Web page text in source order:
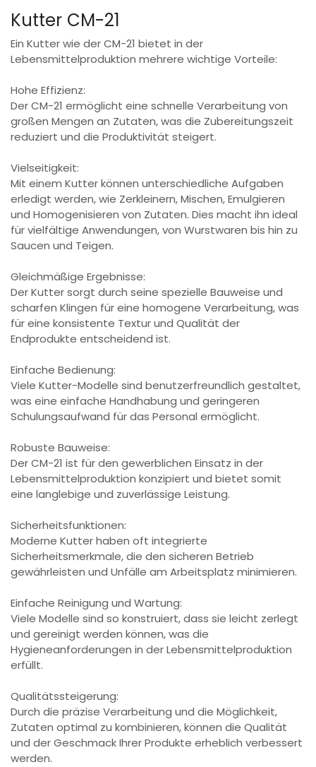
Kutter CM-21
Ein Kutter wie der CM-21 bietet in der
Lebensmittelproduktion mehrere wichtige Vorteile:
Hohe Effizienz:
Der CM-21 ermöglicht eine schnelle Verarbeitung von
großen Mengen an Zutaten, was die Zubereitungszeit
reduziert und die Produktivität steigert.
Vielseitigkeit:
Mit einem Kutter können unterschiedliche Aufgaben
erledigt werden, wie Zerkleinern, Mischen, Emulgieren
und Homogenisieren von Zutaten. Dies macht ihn ideal
für vielfältige Anwendungen, von Wurstwaren bis hin zu
Saucen und Teigen.
Gleichmäßige Ergebnisse:
Der Kutter sorgt durch seine spezielle Bauweise und
scharfen Klingen für eine homogene Verarbeitung, was
für eine konsistente Textur und Qualität der
Endprodukte entscheidend ist.
Einfache Bedienung:
Viele Kutter-Modelle sind benutzerfreundlich gestaltet,
was eine einfache Handhabung und geringeren
Schulungsaufwand für das Personal ermöglicht.
Robuste Bauweise:
Der CM-21 ist für den gewerblichen Einsatz in der
Lebensmittelproduktion konzipiert und bietet somit
eine langlebige und zuverlässige Leistung.
Sicherheitsfunktionen:
Moderne Kutter haben oft integrierte
Sicherheitsmerkmale, die den sicheren Betrieb
gewährleisten und Unfälle am Arbeitsplatz minimieren.
Einfache Reinigung und Wartung:
Viele Modelle sind so konstruiert, dass sie leicht zerlegt
und gereinigt werden können, was die
Hygieneanforderungen in der Lebensmittelproduktion
erfüllt.
Qualitätssteigerung:
Durch die präzise Verarbeitung und die Möglichkeit,
Zutaten optimal zu kombinieren, können die Qualität
und der Geschmack Ihrer Produkte erheblich verbessert
werden.